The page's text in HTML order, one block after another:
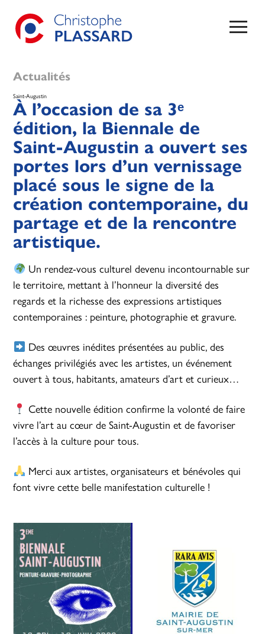
Actualités
Saint-Augustin
À l’occasion de sa 3ᵉ
édition, la Biennale de
Saint-Augustin a ouvert ses
portes lors d’un vernissage
placé sous le signe de la
création contemporaine, du
partage et de la rencontre
artistique.
Un rendez-vous culturel devenu incontournable sur
le territoire, mettant à l’honneur la diversité des
regards et la richesse des expressions artistiques
contemporaines : peinture, photographie et gravure.
Des œuvres inédites présentées au public, des
échanges privilégiés avec les artistes, un événement
ouvert à tous, habitants, amateurs d’art et curieux…
Cette nouvelle édition confirme la volonté de faire
vivre l’art au cœur de Saint-Augustin et de favoriser
l’accès à la culture pour tous.
Merci aux artistes, organisateurs et bénévoles qui
font vivre cette belle manifestation culturelle !